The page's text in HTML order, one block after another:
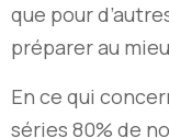
que pour
préparer au
En ce qui
séries 80% de